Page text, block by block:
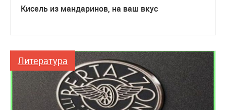
Кисель из мандаринов, на ваш вкус
Литература